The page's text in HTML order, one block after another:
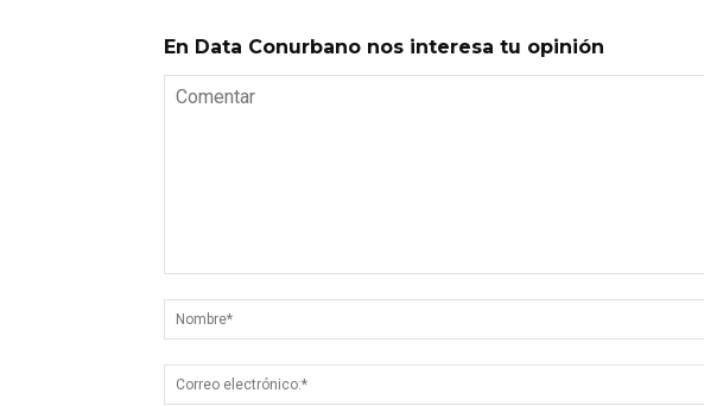
En Data Conurbano nos interesa tu opinión